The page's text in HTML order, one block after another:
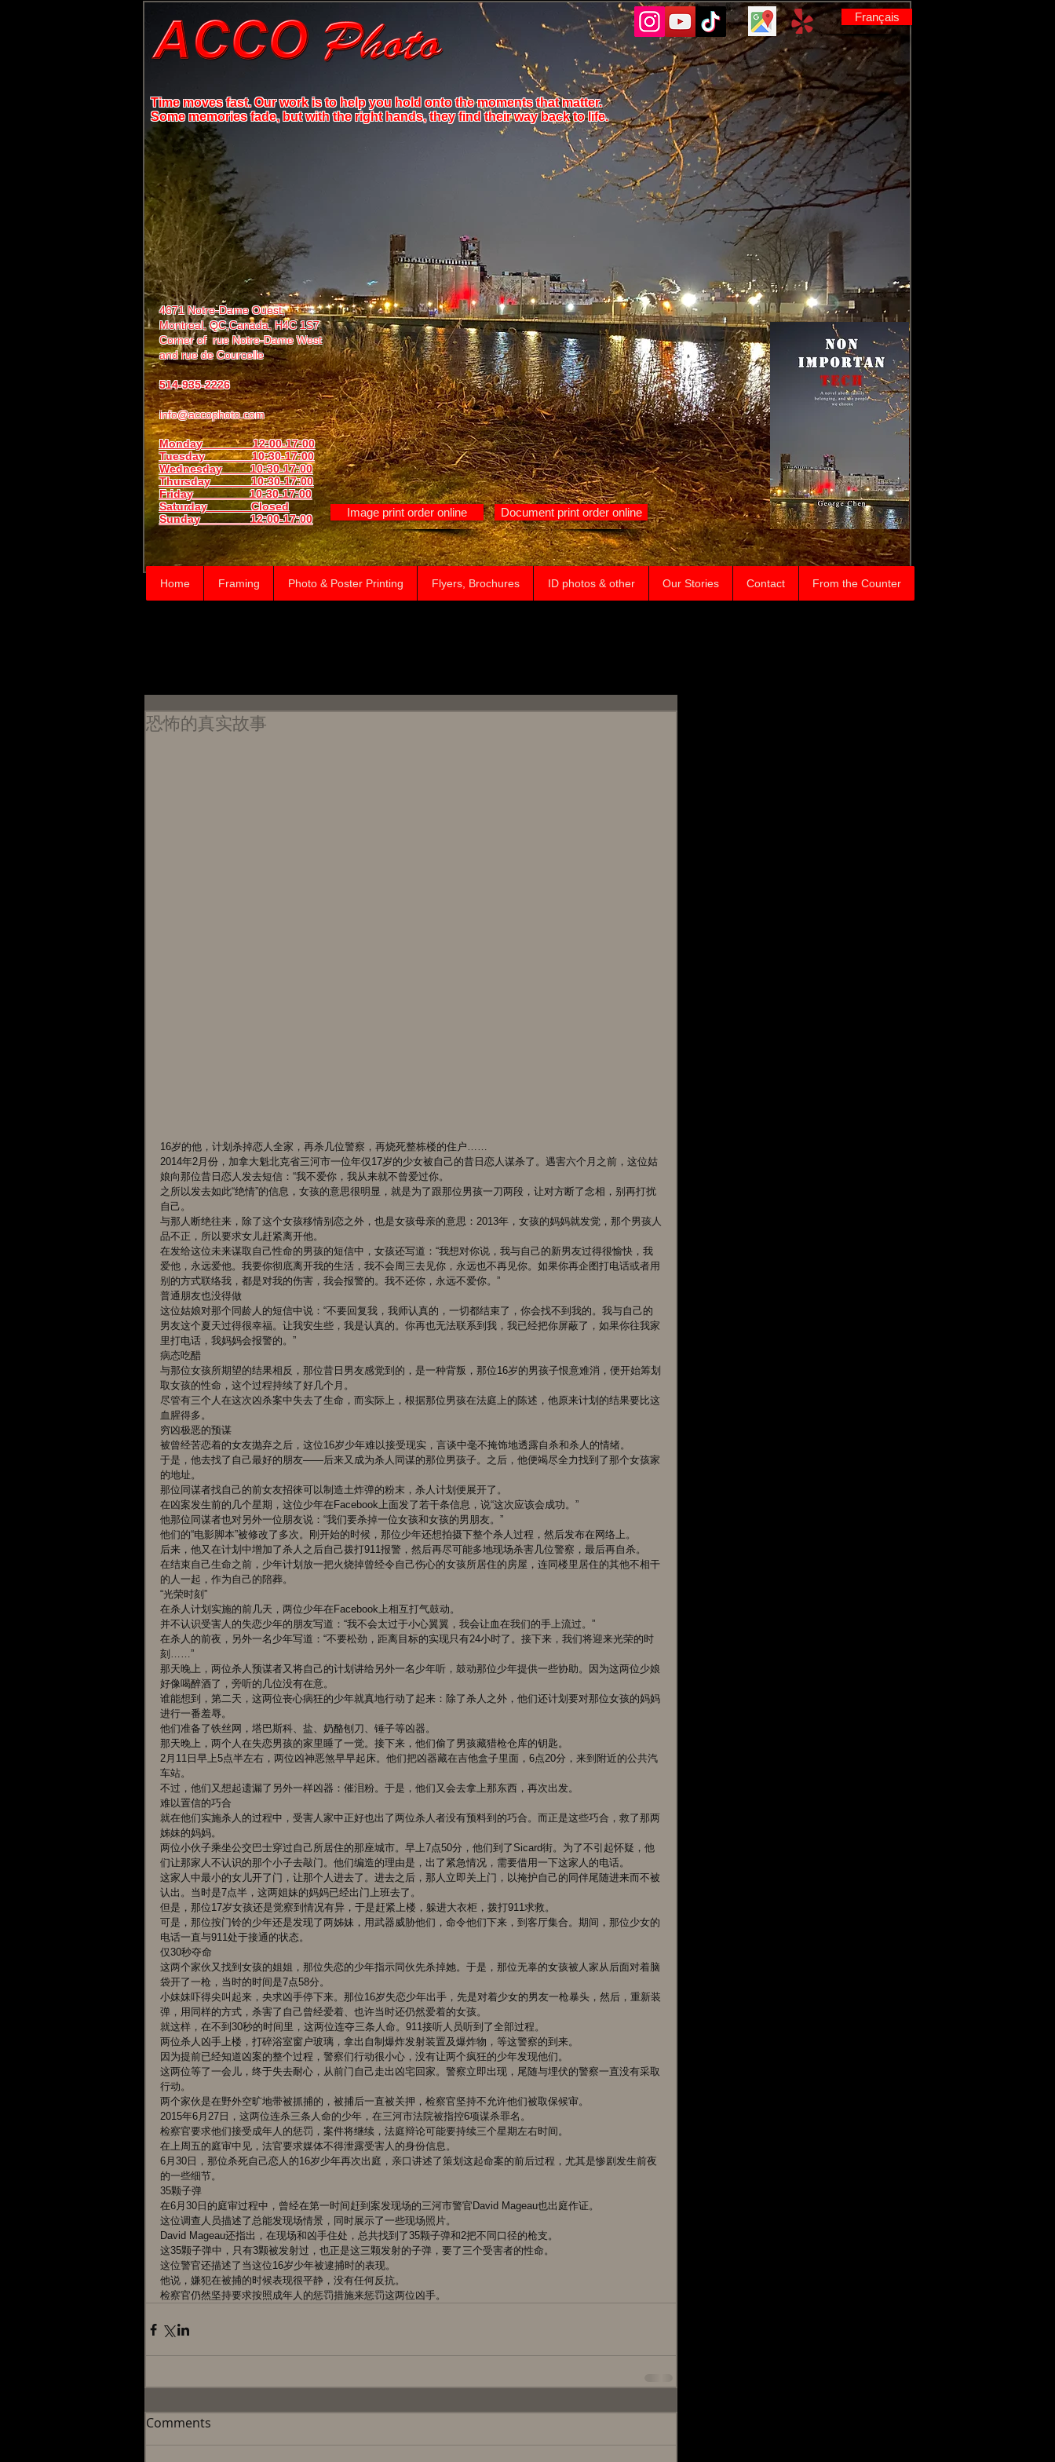
4671 Notre-Dame Ouest,
Montreal, QC,Canada, H4C 1S7
Corner of rue Notre-Dame West
andrue de Courcelle
514-935-2226
info@accophoto.com
Monday 12:00-17:00
Tuesday 10:30-17:00
Wednesday 10:30-17:00
Thursday10:30-17:00
Friday 10:30-17:00
Saturday Closed
Sunday12:00-17:00
Français
Home Framing Photo & Poster Printing Flyers, Brochures ID photos & other Our Stories Contact From the Counter
Time moves fast. Our work is to help you hold onto the moments that matter.
Some memories fade, but with the right hands, they find their way back to life.
Image print order online Document print order online
恐怖的真实故事
16岁的他，计划杀掉恋人全家，再杀几位警察，再烧死整栋楼的住户……
2014年2月份，加拿大魁北克省三河市一位年仅17岁的少女被自己的昔日恋人谋杀了。遇害六个月之前，这位姑
娘向那位昔日恋人发去短信：“我不爱你，我从来就不曾爱过你。
之所以发去如此“绝情”的信息，女孩的意思很明显，就是为了跟那位男孩一刀两段，让对方断了念相，别再打扰
自己。
与那人断绝往来，除了这个女孩移情别恋之外，也是女孩母亲的意思：2013年，女孩的妈妈就发觉，那个男孩人
品不正，所以要求女儿赶紧离开他。
在发给这位未来谋取自己性命的男孩的短信中，女孩还写道：“我想对你说，我与自己的新男友过得很愉快，我
爱他，永远爱他。我要你彻底离开我的生活，我不会周三去见你，永远也不再见你。如果你再企图打电话或者用
别的方式联络我，都是对我的伤害，我会报警的。我不还你，永远不爱你。”
普通朋友也没得做
这位姑娘对那个同龄人的短信中说：“不要回复我，我师认真的，一切都结束了，你会找不到我的。我与自己的
男友这个夏天过得很幸福。让我安生些，我是认真的。你再也无法联系到我，我已经把你屏蔽了，如果你往我家
里打电话，我妈妈会报警的。”
病态吃醋
与那位女孩所期望的结果相反，那位昔日男友感觉到的，是一种背叛，那位16岁的男孩子恨意难消，便开始筹划
取女孩的性命，这个过程持续了好几个月。
尽管有三个人在这次凶杀案中失去了生命，而实际上，根据那位男孩在法庭上的陈述，他原来计划的结果要比这
血腥得多。
穷凶极恶的预谋
被曾经苦恋着的女友抛弃之后，这位16岁少年难以接受现实，言谈中毫不掩饰地透露自杀和杀人的情绪。
于是，他去找了自己最好的朋友——后来又成为杀人同谋的那位男孩子。之后，他便竭尽全力找到了那个女孩家
的地址。
那位同谋者找自己的前女友招徕可以制造土炸弹的粉末，杀人计划便展开了。
在凶案发生前的几个星期，这位少年在Facebook上面发了若干条信息，说“这次应该会成功。”
他那位同谋者也对另外一位朋友说：“我们要杀掉一位女孩和女孩的男朋友。”
他们的“电影脚本”被修改了多次。刚开始的时候，那位少年还想拍摄下整个杀人过程，然后发布在网络上。
后来，他又在计划中增加了杀人之后自己拨打911报警，然后再尽可能多地现场杀害几位警察，最后再自杀。
在结束自己生命之前，少年计划放一把火烧掉曾经令自己伤心的女孩所居住的房屋，连同楼里居住的其他不相干
的人一起，作为自己的陪葬。
“光荣时刻”
在杀人计划实施的前几天，两位少年在Facebook上相互打气鼓动。
并不认识受害人的失恋少年的朋友写道：“我不会太过于小心翼翼，我会让血在我们的手上流过。”
在杀人的前夜，另外一名少年写道：“不要松劲，距离目标的实现只有24小时了。接下来，我们将迎来光荣的时
刻……”
那天晚上，两位杀人预谋者又将自己的计划讲给另外一名少年听，鼓动那位少年提供一些协助。因为这两位少娘
好像喝醉酒了，旁听的几位没有在意。
谁能想到，第二天，这两位丧心病狂的少年就真地行动了起来：除了杀人之外，他们还计划要对那位女孩的妈妈
进行一番羞辱。
他们准备了铁丝网，塔巴斯科、盐、奶酪刨刀、锤子等凶器。
那天晚上，两个人在失恋男孩的家里睡了一觉。接下来，他们偷了男孩藏猎枪仓库的钥匙。
2月11日早上5点半左右，两位凶神恶煞早早起床。他们把凶器藏在吉他盒子里面，6点20分，来到附近的公共汽
车站。
不过，他们又想起遗漏了另外一样凶器：催泪粉。于是，他们又会去拿上那东西，再次出发。
难以置信的巧合
就在他们实施杀人的过程中，受害人家中正好也出了两位杀人者没有预料到的巧合。而正是这些巧合，救了那两
姊妹的妈妈。
两位小伙子乘坐公交巴士穿过自己所居住的那座城市。早上7点50分，他们到了Sicard街。为了不引起怀疑，他
们让那家人不认识的那个小子去敲门。他们编造的理由是，出了紧急情况，需要借用一下这家人的电话。
这家人中最小的女儿开了门，让那个人进去了。进去之后，那人立即关上门，以掩护自己的同伴尾随进来而不被
认出。当时是7点半，这两姐妹的妈妈已经出门上班去了。
但是，那位17岁女孩还是觉察到情况有异，于是赶紧上楼，躲进大衣柜，拨打911求救。
可是，那位按门铃的少年还是发现了两姊妹，用武器威胁他们，命令他们下来，到客厅集合。期间，那位少女的
电话一直与911处于接通的状态。
仅30秒夺命
这两个家伙又找到女孩的姐姐，那位失恋的少年指示同伙先杀掉她。于是，那位无辜的女孩被人家从后面对着脑
袋开了一枪，当时的时间是7点58分。
小妹妹吓得尖叫起来，央求凶手停下来。那位16岁失恋少年出手，先是对着少女的男友一枪暴头，然后，重新装
弹，用同样的方式，杀害了自己曾经爱着、也许当时还仍然爱着的女孩。
就这样，在不到30秒的时间里，这两位连夺三条人命。911接听人员听到了全部过程。
两位杀人凶手上楼，打碎浴室窗户玻璃，拿出自制爆炸发射装置及爆炸物，等这警察的到来。
因为提前已经知道凶案的整个过程，警察们行动很小心，没有让两个疯狂的少年发现他们。
这两位等了一会儿，终于失去耐心，从前门自己走出凶宅回家。警察立即出现，尾随与埋伏的警察一直没有采取
行动。
两个家伙是在野外空旷地带被抓捕的，被捕后一直被关押，检察官坚持不允许他们被取保候审。
2015年6月27日，这两位连杀三条人命的少年，在三河市法院被指控6项谋杀罪名。
检察官要求他们接受成年人的惩罚，案件将继续，法庭辩论可能要持续三个星期左右时间。
在上周五的庭审中见，法官要求媒体不得泄露受害人的身份信息。
6月30日，那位杀死自己恋人的16岁少年再次出庭，亲口讲述了策划这起命案的前后过程，尤其是惨剧发生前夜
的一些细节。
35颗子弹
在6月30日的庭审过程中，曾经在第一时间赶到案发现场的三河市警官David Mageau也出庭作证。
这位调查人员描述了总能发现场情景，同时展示了一些现场照片。
David Mageau还指出，在现场和凶手住处，总共找到了35颗子弹和2把不同口径的枪支。
这35颗子弹中，只有3颗被发射过，也正是这三颗发射的子弹，要了三个受害者的性命。
这位警官还描述了当这位16岁少年被逮捕时的表现。
他说，嫌犯在被捕的时候表现很平静，没有任何反抗。
检察官仍然坚持要求按照成年人的惩罚措施来惩罚这两位凶手。
Comments